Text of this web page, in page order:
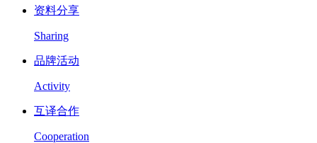
资料分享
Sharing
品牌活动
Activity
互译合作
Cooperation